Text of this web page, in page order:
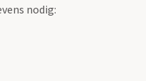
nodig: